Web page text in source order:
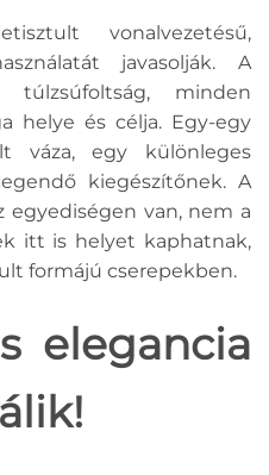
vonalvezetésű,
javasolják. A
minden
helye és célja. Egy-egy
váza, egy különleges
kiegészítőnek. A
egyediségen van, nem a
itt is helyet kaphatnak,
formájú cserepekben.
elegancia